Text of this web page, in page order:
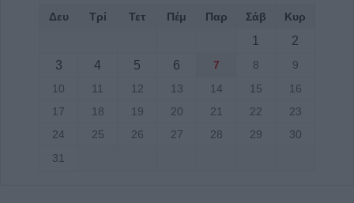
Δευ Τρί Τετ Πέμ Παρ Σάβ Κυρ
1
2
3
4 5 6 7 8
9
10
11 12 13 14 15
16
17
18 19 20 21 22
23
24
25 26 27 28 29
30
31